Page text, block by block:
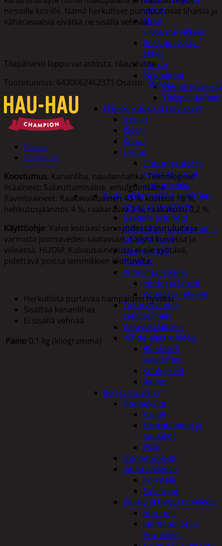
varret
Muut
siivoustarvikkeet
Roskapussit ja -
astiat
Sankot
Pesuaineet
Yleispesuaineet
Eläintenruoka ja tarvikkeet
Jyrsijät
Kissat
Koirat
Linnut
Linnunpöntöt ja
ruokintalaudat
Linnunruoka
Kodin elektroniikka ja laitteet
Imurit ja tarvikkeet
Kaapelit ja johdot
Kelloradiot, sääasemat ja
lämpömittarit
Oheislaitteet
Paristot
Puhelintarvikkeet
Johdot ja laturit
Kotelot ja telineet
Tv-tarvikkeet ja
seinätelineet
Varavirtalaitteet
Viihde-elektroniikka
Bluetooth
kaiuttimet
Kuulokkeet
Radiot
Koti ja sisustus
Huonekalut
Kaapit
Kenkätelineet ja
naulakot
Peilit
Huonetuoksut
Juhlatarvikkeet
Koristelu
Paketointi
Keittiö ja taloustarvikkeet
Aterimet
Juomapullot ja
termokset
nirsoille koirille. Nämä herkulliset puruluut ovat lihaisia ja
vähärasvaisia eivätkä ne sisällä vehnää.
Tilapäisesti loppu varastosta, tilaustuote.
Tuotetunnus: 6430062462371 Osasto:Koirat
Kuvaus
Lisätiedot
Koostumus: Kananliha, naudannahka. Teknologiset
lisäaineet: Sakeuttamisaine, emulgointiaine.
Ravintoaineet: Raakavalkuainen 43 %, kosteus 18 %,
hehkutusjäännös 4 %, raakarasva 2 %, raakakuitu 0,2 %.
Käyttöohje: Valvo koiraasi sen syödessä puruluita ja
varmista juomaveden saatavuus. Säilytä kuivassa ja
viileässä. HUOM: Kuivausainepussi ei ole syötävä,
pidettävä poissa lemmikkien ulottuvilta.
Herkullista purtavaa hampaiden hyväksi
Sisältää kananlihaa
Ei sisällä vehnää
Paino 0,1 kg (kilogramma)